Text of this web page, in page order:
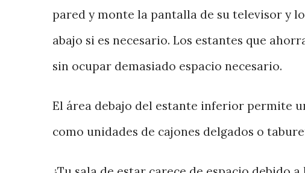
pared y monte la pantalla de su televisor y
abajo si es necesario. Los estantes que
sin ocupar demasiado espacio necesario.
El área debajo del estante inferior permite
como unidades de cajones delgados o